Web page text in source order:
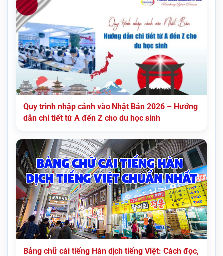
Quy trình nhập cảnh vào Nhật Bản 2026 – Hướng
dẫn chi tiết từ A đến Z cho du học sinh
Bảng chữ cái tiếng Hàn dịch tiếng Việt: Cách đọc,